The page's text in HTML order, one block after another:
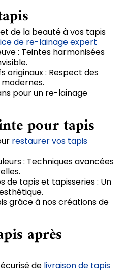
de la beauté à vos tapis
de re-lainage expert
: Teintes harmonisées
originaux : Respect des
pour un re-lainage
pour tapis
restaurer vos tapis
: Techniques avancées
de tapis et tapisseries : Un
grâce à nos créations de
après
de livraison de tapis